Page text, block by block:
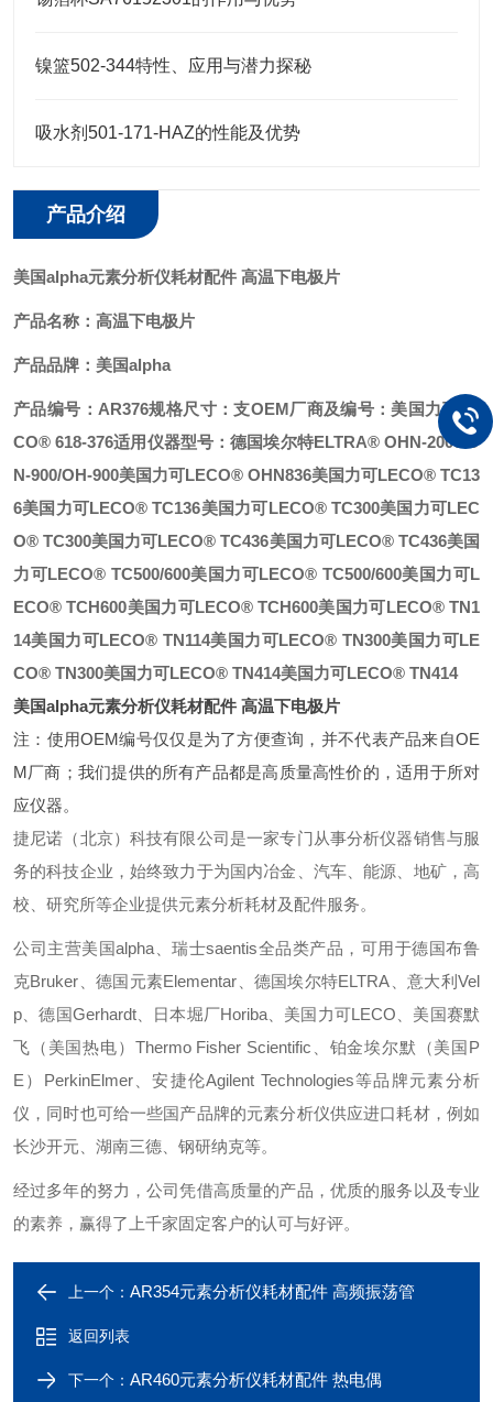
镍篮502-344特性、应用与潜力探秘
吸水剂501-171-HAZ的性能及优势
产品介绍
美国alpha元素分析仪耗材配件 高温下电极片
产品名称： 高温下电极片
产品品牌：美国alpha
产品编号：AR376规格尺寸：支OEM厂商及编号：美国力可LE
CO® 618-376适用仪器型号：德国埃尔特ELTRA® OHN-2000/O
N-900/OH-900美国力可LECO® OHN836美国力可LECO® TC13
6美国力可LECO® TC136美国力可LECO® TC300美国力可LEC
O® TC300美国力可LECO® TC436美国力可LECO® TC436美国
力可LECO® TC500/600美国力可LECO® TC500/600美国力可L
ECO® TCH600美国力可LECO® TCH600美国力可LECO® TN1
14美国力可LECO® TN114美国力可LECO® TN300美国力可LE
CO® TN300美国力可LECO® TN414美国力可LECO® TN414
美国alpha元素分析仪耗材配件 高温下电极片
注：使用OEM编号仅仅是为了方便查询，并不代表产品来自OE
M厂商；我们提供的所有产品都是高质量高性价的，适用于所对
应仪器。
捷尼诺（北京）科技有限公司是一家专门从事分析仪器销售与服
务的科技企业，始终致力于为国内冶金、汽车、能源、地矿，高
校、研究所等企业提供元素分析耗材及配件服务。
公司主营美国alpha、瑞士saentis全品类产品，可用于德国布鲁
克Bruker、德国元素Elementar、德国埃尔特ELTRA、意大利Vel
p、德国Gerhardt、日本堀厂Horiba、美国力可LECO、美国赛默
飞（美国热电）Thermo Fisher Scientific、铂金埃尔默（美国P
E）PerkinElmer、安捷伦Agilent Technologies等品牌元素分析
仪，同时也可给一些国产品牌的元素分析仪供应进口耗材，例如
长沙开元、湖南三德、钢研纳克等。
经过多年的努力，公司凭借高质量的产品，优质的服务以及专业
的素养，赢得了上千家固定客户的认可与好评。
上一个： AR354元素分析仪耗材配件 高频振荡管
返回列表
下一个： AR460元素分析仪耗材配件 热电偶